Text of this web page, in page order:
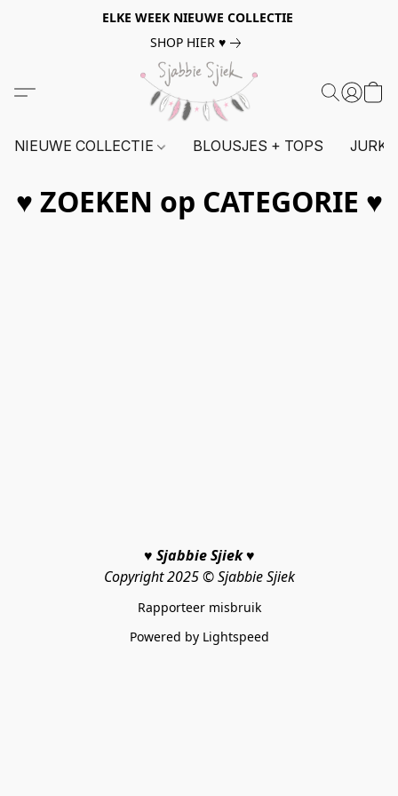
ELKE WEEK NIEUWE COLLECTIE
SHOP HIER ♥
NIEUWE COLLECTIE BLOUSJES + TOPS
♥ ZOEKEN op CATEGORIE ♥
♥ Sjabbie Sjiek ♥
Copyright 2025 © Sjabbie Sjiek
Rapporteer misbruik
Powered by Lightspeed